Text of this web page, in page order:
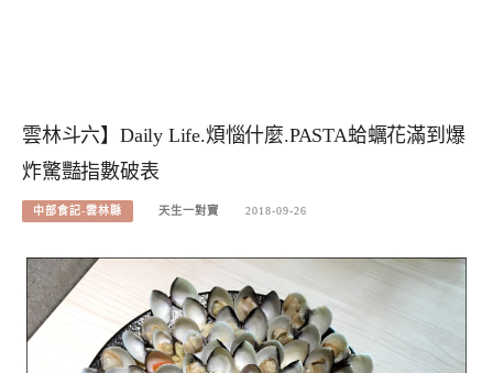
雲林斗六】Daily Life.煩惱什麼.PASTA蛤蠣花滿到爆
炸驚豔指數破表
中部食記-雲林縣 天生一對寶 2018-09-26